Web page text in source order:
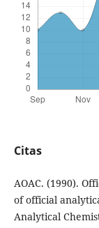
Citas
AOAC. (1990).
of official
Analytical